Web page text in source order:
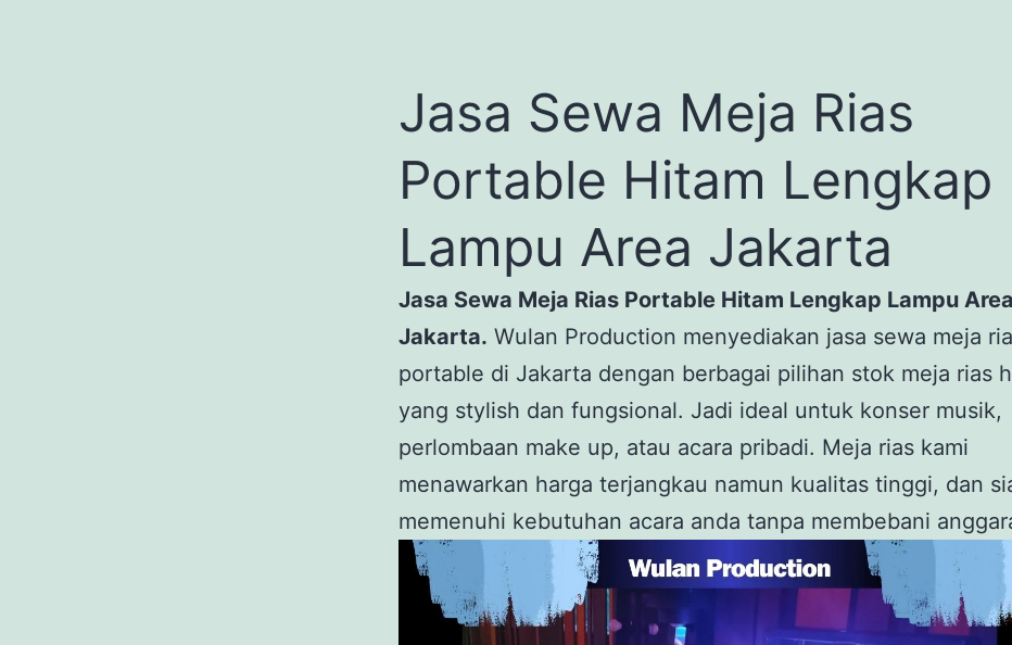
Jasa Sewa Meja Rias
Portable Hitam Lengkap
Lampu Area Jakarta
Jasa Sewa Meja Rias Portable Hitam Lengkap Lampu Area
Jakarta. Wulan Production menyediakan jasa sewa meja
portable di Jakarta dengan berbagai pilihan stok meja rias
yang stylish dan fungsional. Jadi ideal untuk konser musik,
perlombaan make up, atau acara pribadi. Meja rias kami
menawarkan harga terjangkau namun kualitas tinggi, dan
memenuhi kebutuhan acara anda tanpa membebani